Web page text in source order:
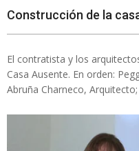
Menu
Construcción de la
El contratista y los
Casa Ausente. En orden:
Abruña Charneco,